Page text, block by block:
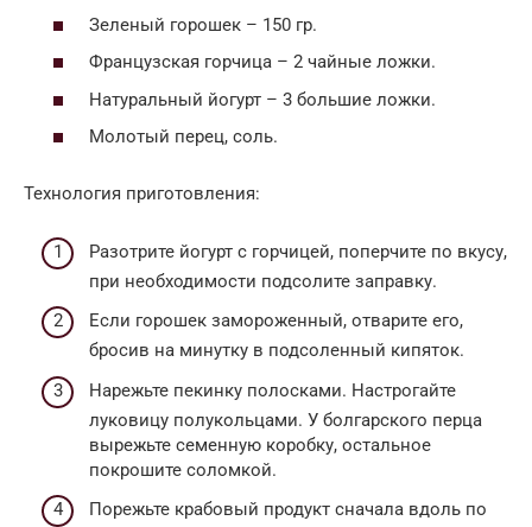
Зеленый горошек – 150 гр.
Французская горчица – 2 чайные ложки.
Натуральный йогурт – 3 большие ложки.
Молотый перец, соль.
Технология приготовления:
Разотрите йогурт с горчицей, поперчите по вкусу,
при необходимости подсолите заправку.
Если горошек замороженный, отварите его,
бросив на минутку в подсоленный кипяток.
Нарежьте пекинку полосками. Настрогайте
луковицу полукольцами. У болгарского перца
вырежьте семенную коробку, остальное
покрошите соломкой.
Порежьте крабовый продукт сначала вдоль по